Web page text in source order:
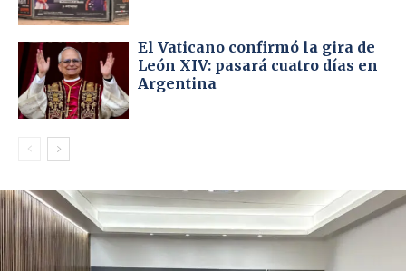
El Vaticano confirmó la gira de
León XIV: pasará cuatro días en
Argentina